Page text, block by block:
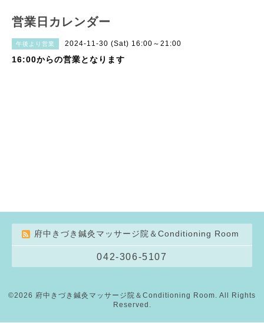
営業日カレンダー
午後より営業 2024-11-30 (Sat) 16:00～21:00
16:00からの営業となります
府中きづき鍼灸マッサージ院＆Conditioning Room
042-306-5107
©2026 府中きづき鍼灸マッサージ院＆Conditioning Room . All Rights
Reserved.